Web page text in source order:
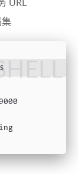
URL
集